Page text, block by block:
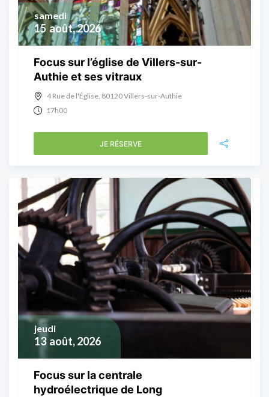
15 août, 2026
samedi
Focus sur l’église de Villers-sur-
Authie et ses vitraux
4 Rue de l'Église, 80120 Villers-sur-Authie
17h00
JE RÉSERVE
13 août, 2026
jeudi
Focus sur la centrale
hydroélectrique de Long